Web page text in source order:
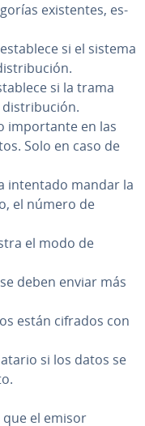
exi­s­te­n­tes, es­
si el sistema
si la trama
di­s­tri­bu­ción.
im­po­r­ta­n­te en las
Solo en caso de
intentado mandar la
el número de
el modo de
deben enviar más
están cifrados con
si los datos se
el emisor